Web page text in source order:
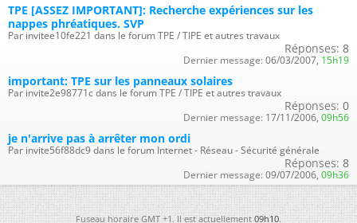
TPE [ASSEZ IMPORTANT]: Recherche expériences sur les
nappes phréatiques. SVP
Par invitee10fe221 dans le forum TPE / TIPE et autres travaux
Réponses: 8
Dernier message: 06/03/2007, 15h19
important: TPE sur les panneaux solaires
Par invite2e98771c dans le forum TPE / TIPE et autres travaux
Réponses: 0
Dernier message: 17/11/2006, 09h56
je n'arrive pas à arrêter mon ordi
Par invite56f88dc9 dans le forum Internet - Réseau - Sécurité générale
Réponses: 8
Dernier message: 09/07/2006, 09h36
Fuseau horaire GMT +1. Il est actuellement09h10.